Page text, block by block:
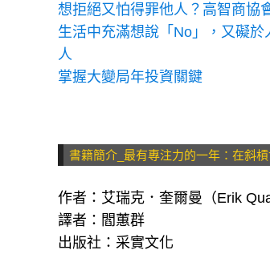
想拒絕又怕得罪他人？高智商協
生活中充滿想說「No」，又礙
人
掌握大變局年投資關鍵
書籍簡介_最有專注力的一年：在斜
作者：艾瑞克．奎爾曼（Erik
譯者：閻蕙群
出版社：采實文化